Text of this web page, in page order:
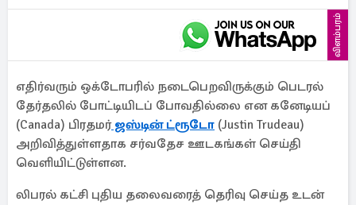
விளம்பரம்
எதிர்வரும் ஒக்டோபரில் நடைபெறவிருக்கும் பெடரல்
தேர்தலில் போட்டியிடப் போவதில்லை என கனேடியப்
(Canada) பிரதமர்ஜஸ்டின் ட்ரூடோ (Justin Trudeau)
அறிவித்துள்ளதாக சர்வதேச ஊடகங்கள் செய்தி
வெளியிட்டுள்ளன.
லிபரல் கட்சி புதிய தலைவரைத் தெரிவு செய்த உடன்